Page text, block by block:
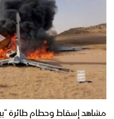
مشاهد إسقاط وحطام طائرة